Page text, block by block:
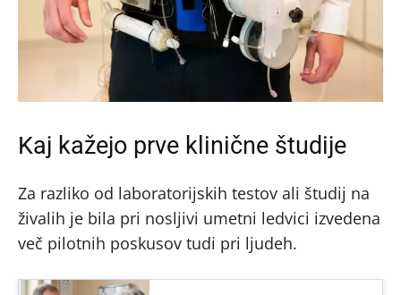
Kaj kažejo prve klinične študije
Za razliko od laboratorijskih testov ali študij na
živalih je bila pri nosljivi umetni ledvici izvedena
več pilotnih poskusov tudi pri ljudeh.